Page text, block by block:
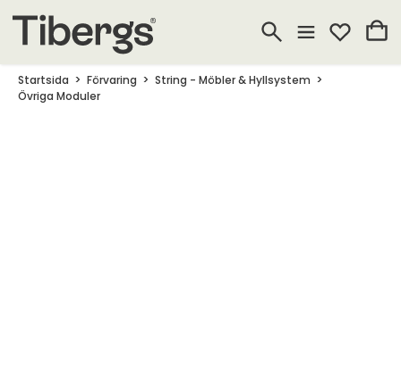
Startsida Förvaring
String - Möbler & Hyllsystem
Övriga Moduler